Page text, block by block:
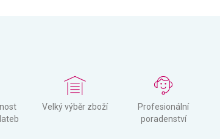
Velký výběr zboží
Profesionální
poradenství